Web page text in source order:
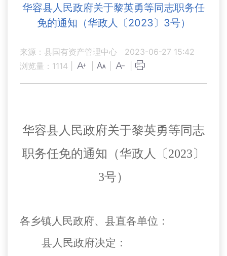
华容县人民政府关于黎英勇等同志职务任
免的通知（华政人〔2023〕3号）
来源：县国有资产管理中心
2023-06-27 15:42
浏览量： 1114
华容县人民政府关于黎英勇等同志
职务任免的通知 （华政人〔2023〕
3号）
各乡镇人民政府、县直各单位：
县人民政府决定：